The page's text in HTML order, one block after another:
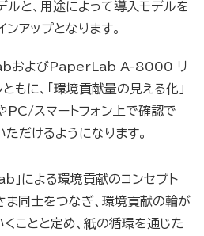
と、用途によって導入モデルを
アップとなります。
およびPaperLab A-8000 リ
もに、「環境貢献量の見える化」
PC/スマートフォン上で確認で
だけるようになります。
」による環境貢献のコンセプト
同士をつなぎ、環境貢献の輪が
ことと定め、紙の循環を通じた